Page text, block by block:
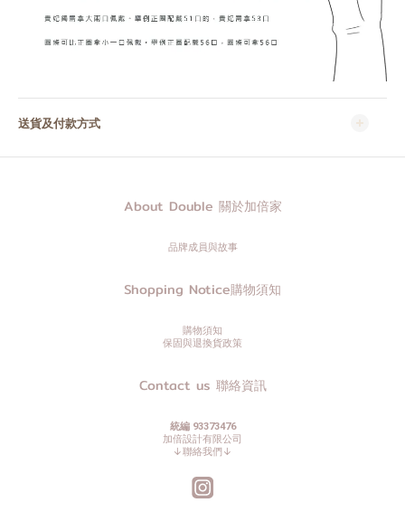
送貨及付款方式
About Double 關於加倍家
品牌成員與故事
Shopping Notice購物須知
購物須知
保固與退換貨政策
Contact us 聯絡資訊
統編 93373476
加倍設計有限公司
↓聯絡我們↓